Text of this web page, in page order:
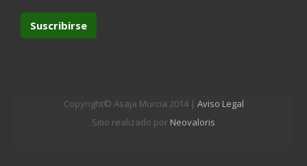
Copyright© Asaja Murcia 2014 | Aviso Legal
Sitio realizado por Neovaloris